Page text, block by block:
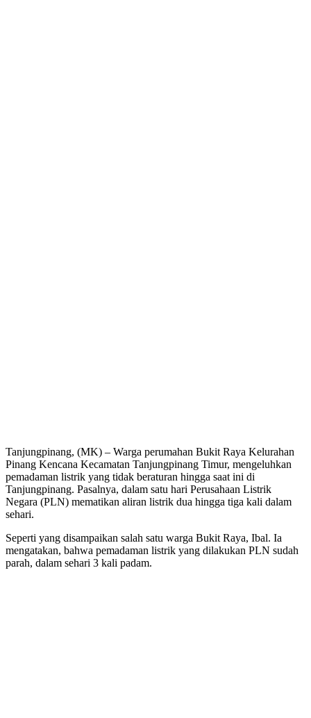
Tanjungpinang, (MK) – Warga perumahan Bukit Raya Kelurahan
Pinang Kencana Kecamatan Tanjungpinang Timur, mengeluhkan
pemadaman listrik yang tidak beraturan hingga saat ini di
Tanjungpinang. Pasalnya, dalam satu hari Perusahaan Listrik
Negara (PLN) mematikan aliran listrik dua hingga tiga kali dalam
sehari.
Seperti yang disampaikan salah satu warga Bukit Raya, Ibal. Ia
mengatakan, bahwa pemadaman listrik yang dilakukan PLN sudah
parah, dalam sehari 3 kali padam.